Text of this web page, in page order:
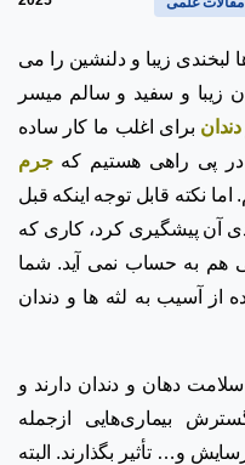
زیبا و دلنشین را می
زیبا و سفید و سالم میسر
برای اغلب ما کار ساده
پی راهی هستیم کهجرم
اما نکته قابل توجه اینکه قبل
آن پیشگیری کرد، کاری که
هم به حساب نمی آید. شما
از آسیب به لثه ها و دندان
دهان و دندان دارند و
بیماری‌هایی ازجمله
و… تأثیر بگذارند. البته